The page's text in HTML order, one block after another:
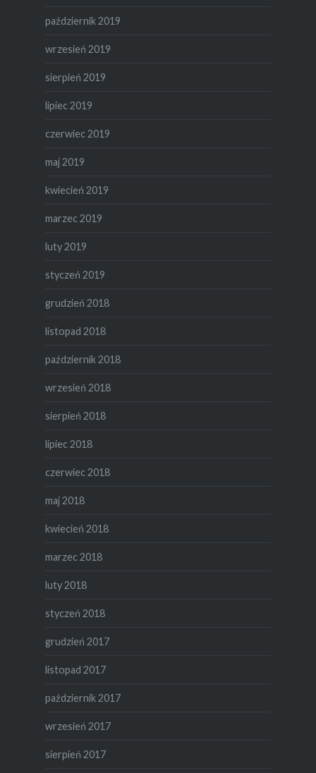
październik 2019
wrzesień 2019
sierpień 2019
lipiec 2019
czerwiec 2019
maj 2019
kwiecień 2019
marzec 2019
luty 2019
styczeń 2019
grudzień 2018
listopad 2018
październik 2018
wrzesień 2018
sierpień 2018
lipiec 2018
czerwiec 2018
maj 2018
kwiecień 2018
marzec 2018
luty 2018
styczeń 2018
grudzień 2017
listopad 2017
październik 2017
wrzesień 2017
sierpień 2017